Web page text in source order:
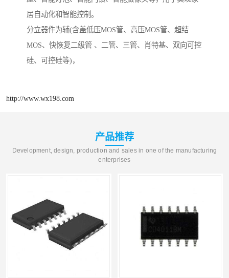
居自动化和智能控制。
分立器件为辅(含盖低压MOS管、高压MOS管、超结
MOS、快恢复二级管 、二管、三管、肖特基、双向可控
硅、可控硅等)，
http://www.wx198.com
产品推荐
Development, design, production and sales in one of the manufacturing
enterprises